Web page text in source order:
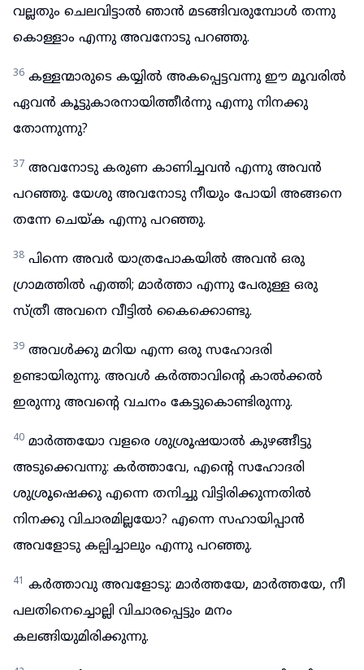
വല്ലതും ചെലവിട്ടാൽ ഞാൻ മടങ്ങിവരുമ്പോൾ തന്നു
കൊള്ളാം എന്നു അവനോടു പറഞ്ഞു.
36 കള്ളന്മാരുടെ കയ്യിൽ അകപ്പെട്ടവന്നു ഈ മൂവരിൽ
ഏവൻ കൂട്ടുകാരനായിത്തീർന്നു എന്നു നിനക്കു
തോന്നുന്നു?
37 അവനോടു കരുണ കാണിച്ചവൻ എന്നു അവൻ
പറഞ്ഞു. യേശു അവനോടു നീയും പോയി അങ്ങനെ
തന്നേ ചെയ്ക എന്നു പറഞ്ഞു.
38 പിന്നെ അവർ യാത്രപോകയിൽ അവൻ ഒരു
ഗ്രാമത്തിൽ എത്തി; മാർത്താ എന്നു പേരുള്ള ഒരു
സ്ത്രീ അവനെ വീട്ടിൽ കൈക്കൊണ്ടു.
39 അവൾക്കു മറിയ എന്ന ഒരു സഹോദരി
ഉണ്ടായിരുന്നു. അവൾ കർത്താവിന്റെ കാൽക്കൽ
ഇരുന്നു അവന്റെ വചനം കേട്ടുകൊണ്ടിരുന്നു.
40 മാർത്തയോ വളരെ ശുശ്രൂഷയാൽ കുഴങ്ങീട്ടു
അടുക്കെവന്നു: കർത്താവേ, എന്റെ സഹോദരി
ശുശ്രൂഷെക്കു എന്നെ തനിച്ചു വിട്ടിരിക്കുന്നതിൽ
നിനക്കു വിചാരമില്ലയോ? എന്നെ സഹായിപ്പാൻ
അവളോടു കല്പിച്ചാലും എന്നു പറഞ്ഞു.
41 കർത്താവു അവളോടു: മാർത്തയേ, മാർത്തയേ, നീ
പലതിനെച്ചൊല്ലി വിചാരപ്പെട്ടും മനം
കലങ്ങിയുമിരിക്കുന്നു.